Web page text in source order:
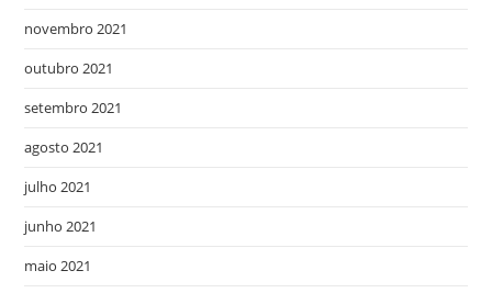
novembro 2021
outubro 2021
setembro 2021
agosto 2021
julho 2021
junho 2021
maio 2021